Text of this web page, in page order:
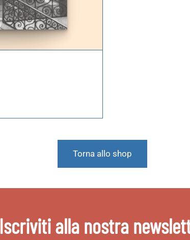
Torna allo shop
Iscriviti alla nostra